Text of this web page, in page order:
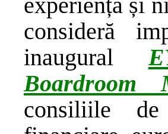
consideră
inaugural
Boardroom
consiliile